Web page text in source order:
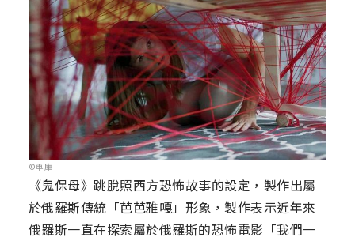
©車庫
《鬼保母》跳脫照西方恐怖故事的設定，製作出屬
於俄羅斯傳統「芭芭雅嘎」形象，製作表示近年來
俄羅斯一直在探索屬於俄羅斯的恐怖電影「我們一